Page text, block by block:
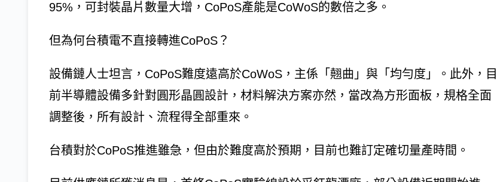
95%，可封裝晶片數量大增，CoPoS產能是CoWoS的數倍之多。
但為何台積電不直接轉進CoPoS？
設備鏈人士坦言，CoPoS難度遠高於CoWoS，主係「翹曲」與「均勻度」。此外，目
前半導體設備多針對圓形晶圓設計，材料解決方案亦然，當改為方形面板，規格全面
調整後，所有設計、流程得全部重來。
台積對於CoPoS推進雖急，但由於難度高於預期，目前也難訂定確切量產時間。